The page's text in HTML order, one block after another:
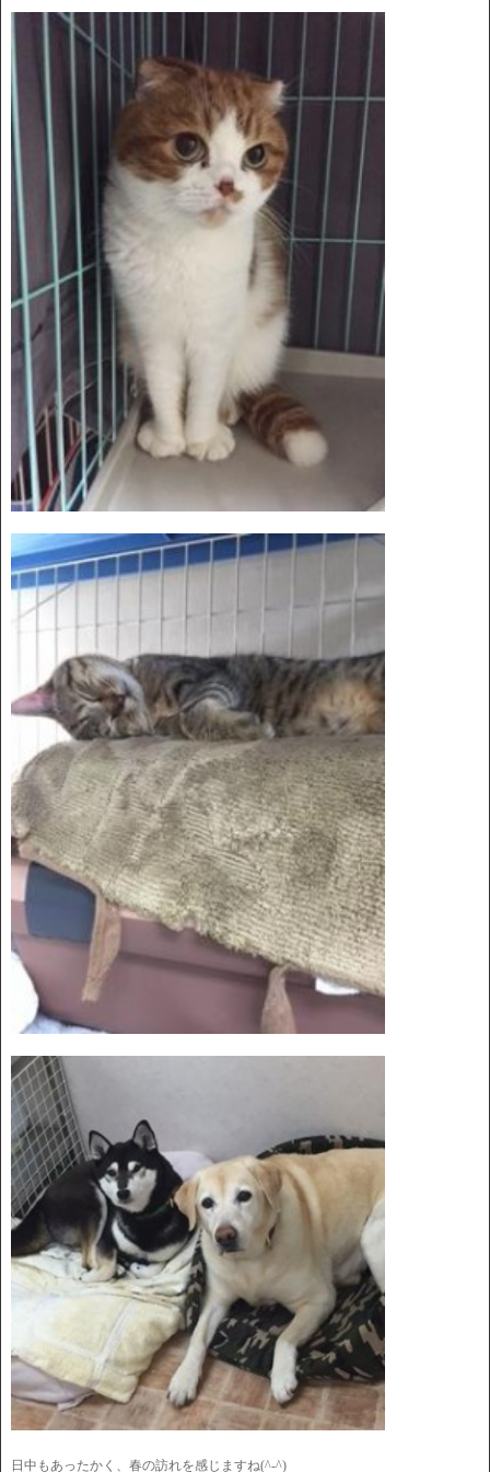
日中もあったかく、春の訪れを感じますね(^-^)